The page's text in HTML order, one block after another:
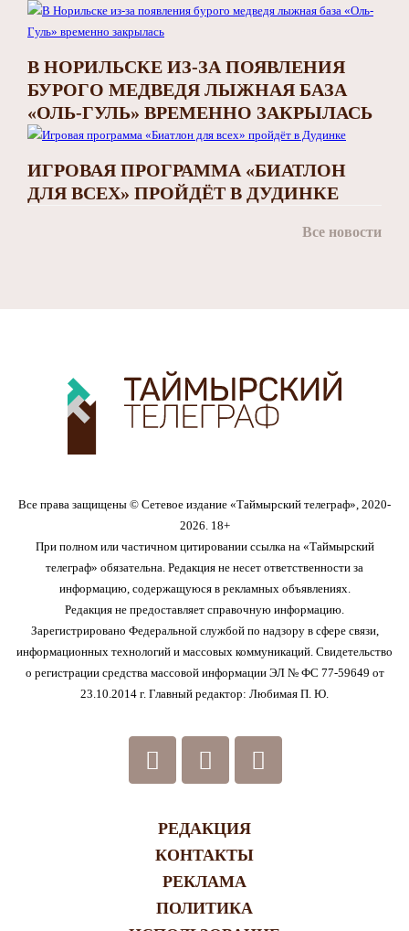
В НОРИЛЬСКЕ ИЗ-ЗА ПОЯВЛЕНИЯ
БУРОГО МЕДВЕДЯ ЛЫЖНАЯ БАЗА
«ОЛЬ-ГУЛЬ» ВРЕМЕННО ЗАКРЫЛАСЬ
ИГРОВАЯ ПРОГРАММА «БИАТЛОН
ДЛЯ ВСЕХ» ПРОЙДЁТ В ДУДИНКЕ
Все новости
Все права защищены © Сетевое издание «Таймырский телеграф», 2020-
2026. 18+
При полном или частичном цитировании ссылка на «Таймырский
телеграф» обязательна. Редакция не несет ответственности за
информацию, содержащуюся в рекламных объявлениях.
Редакция не предоставляет справочную информацию.
Зарегистрировано Федеральной службой по надзору в сфере связи,
информационных технологий и массовых коммуникаций. Свидетельство
о регистрации средства массовой информации ЭЛ № ФС 77-59649 от
23.10.2014 г. Главный редактор: Любимая П. Ю.
РЕДАКЦИЯ
КОНТАКТЫ
РЕКЛАМА
ПОЛИТИКА